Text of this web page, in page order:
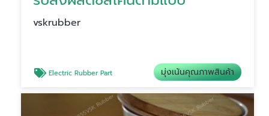
vskrubber
Electric Rubber Part มุ่งเน้นคุณภาพสินค้า